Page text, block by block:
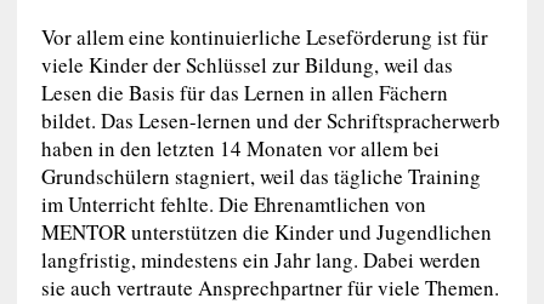
Vor allem eine kontinuierliche Leseförderung ist für
viele Kinder der Schlüssel zur Bildung, weil das
Lesen die Basis für das Lernen in allen Fächern
bildet. Das Lesen-lernen und der Schriftspracherwerb
haben in den letzten 14 Monaten vor allem bei
Grundschülern stagniert, weil das tägliche Training
im Unterricht fehlte. Die Ehrenamtlichen von
MENTOR unterstützen die Kinder und Jugendlichen
langfristig, mindestens ein Jahr lang. Dabei werden
sie auch vertraute Ansprechpartner für viele Themen.